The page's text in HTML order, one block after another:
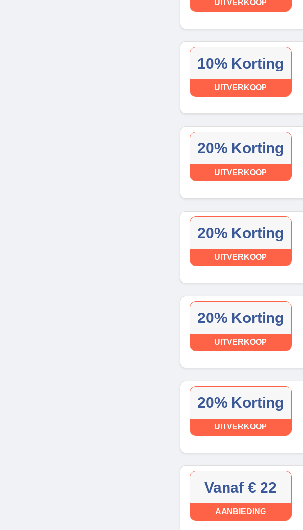
UITVERKOOP
10% Korting
UITVERKOOP
20% Korting
UITVERKOOP
20% Korting
UITVERKOOP
20% Korting
UITVERKOOP
20% Korting
UITVERKOOP
Vanaf € 22
AANBIEDING